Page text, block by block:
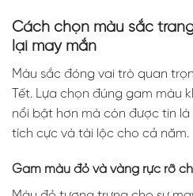
Cách chọn màu sắc
lại may mắn
Màu sắc đóng vai trò quan
Tết. Lựa chọn đúng gam màu
nổi bật hơn mà còn được tin
tích cực và tài lộc cho cả năm.
Gam màu đỏ và vàng rực rỡ